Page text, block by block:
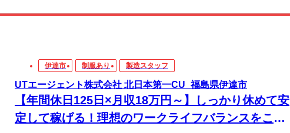
伊達市 制服あり 製造スタッフ
UTエージェント株式会社 北日本第一CU_福島県伊達市
【年間休日125日×月収18万円～】しっかり休めて安
定して稼げる！理想のワークライフバランスをここ